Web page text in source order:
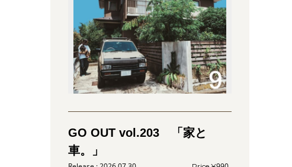
GO OUT vol.203 「家と
車。」